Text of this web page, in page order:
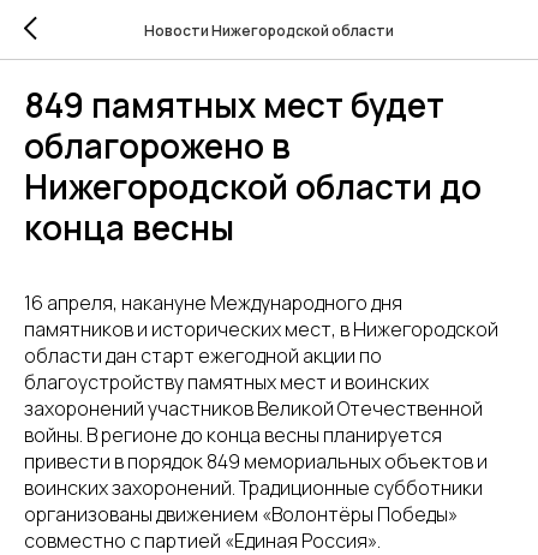
Новости Нижегородской области
849 памятных мест будет
облагорожено в
Нижегородской области до
конца весны
16 апреля, накануне Международного дня
памятников и исторических мест, в Нижегородской
области дан старт ежегодной акции по
благоустройству памятных мест и воинских
захоронений участников Великой Отечественной
войны. В регионе до конца весны планируется
привести в порядок 849 мемориальных объектов и
воинских захоронений.Традиционные субботники
организованы движением «Волонтёры Победы»
совместно с партией «Единая Россия».